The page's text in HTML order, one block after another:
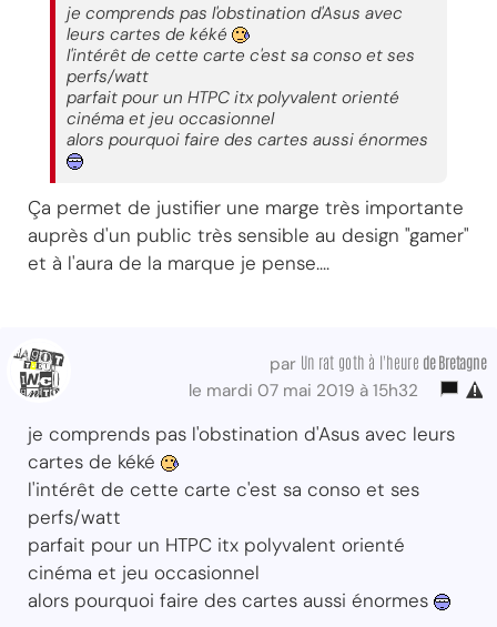
je comprends pas l'obstination d'Asus avec
leurs cartes de kéké
l'intérêt de cette carte c'est sa conso et ses
perfs/watt
parfait pour un HTPC itx polyvalent orienté
cinéma et jeu occasionnel
alors pourquoi faire des cartes aussi énormes
Ça permet de justifier une marge très importante
auprès d'un public très sensible au design "gamer"
et à l'aura de la marque je pense....
par Un rat goth à l'heure de Bretagne
le mardi 07 mai 2019 à 15h32
je comprends pas l'obstination d'Asus avec leurs
cartes de kéké
l'intérêt de cette carte c'est sa conso et ses
perfs/watt
parfait pour un HTPC itx polyvalent orienté
cinéma et jeu occasionnel
alors pourquoi faire des cartes aussi énormes